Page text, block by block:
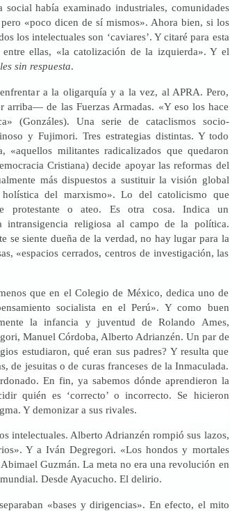
social había examinado industriales, comunidades
«poco dicen de sí mismos». Ahora bien, si los
los intelectuales son ‘caviares’. Y citaré para esta
entre ellas, «la catolización de la izquierda». Y el
sin respuesta.
a la oligarquía y a la vez, al APRA. Pero,
de las Fuerzas Armadas. «Y eso los hace
(Gonzáles). Una serie de cataclismos socio-
y Fujimori. Tres estrategias distintas. Y todo
«aquellos militantes radicalizados que quedaron
Cristiana) decide apoyar las reformas del
más dispuestos a sustituir la visión global
del marxismo». Lo del catolicismo que
protestante o ateo. Es otra cosa. Indica un
intransigencia religiosa al campo de la política.
se siente dueña de la verdad, no hay lugar para la
«espacios cerrados, centros de investigación, las
que en el Colegio de México, dedica uno de
socialista en el Perú». Y como buen
la infancia y juventud de Rolando Ames,
Manuel Córdoba, Alberto Adrianzén. Un par de
estudiaron, qué eran sus padres? Y resulta que
de jesuitas o de curas franceses de la Inmaculada.
En fin, ya sabemos dónde aprendieron la
quién es ‘correcto’ o incorrecto. Se hicieron
Y demonizar a sus rivales.
intelectuales. Alberto Adrianzén rompió sus lazos,
Y a Iván Degregori. «Los hondos y mortales
Guzmán. La meta no era una revolución en
Desde Ayacucho. El delirio.
«bases y dirigencias». En efecto, el mito